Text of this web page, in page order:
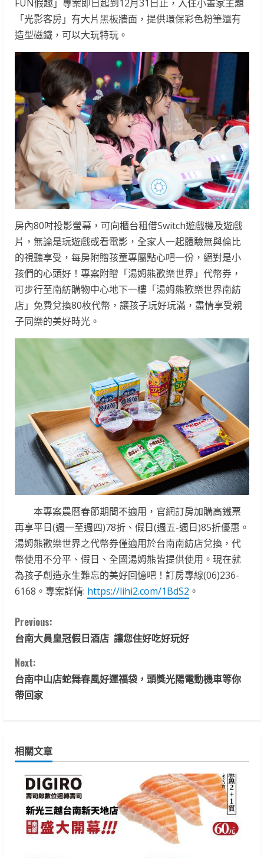
FUN假趣」專案即日起到12月31日止，入住小畫家主題
「光影客房」有大片黑板牆面，提供環保彩色粉筆還有
造型磁鐵，可以大玩特玩。
房內80吋投影螢幕，可向櫃台租借Switch遊戲機及遊戲
片，無論是玩遊戲或看電影，全家人一起體驗無與倫比
的視聽享受，每房附贈孩童專屬點心吧一份，絕對是小
孩們的心頭好！專案附贈「湯姆熊歡樂世界」代幣券，
可步行至南紡購物中心地下一樓「湯姆熊歡樂世界南紡
店」免費兌換80枚代幣，讓孩子玩好玩滿，盡情享受親
子同樂的美好時光。
本專案農曆春節期間不適用，官網訂房加購高鐵票
再享平日(週一至週四)78折、假日(週五-週日)85折優惠。
湯姆熊歡樂世界之代幣券僅適用於台南南紡店兌換，代
幣使用不分平、假日、全國湯姆熊皆提供使用。現在就
為孩子創造永生難忘的美好回憶吧！訂房專線(06)236-
6168。專案詳情: https://lihi2.com/1BdS2 。
C
o
n
t
n
Previous:
台南大員皇冠假日酒店 讓您住好吃好玩好
Next:
台南中山店蛇舞春風好運福袋，頭獎光陽電動機車等你
帶回家
相關文章